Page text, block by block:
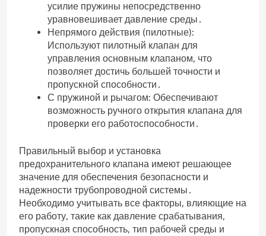
усилие пружины непосредственно
уравновешивает давление среды․
Непрямого действия (пилотные):
Используют пилотный клапан для
управления основным клапаном‚ что
позволяет достичь большей точности и
пропускной способности․
С пружиной и рычагом: Обеспечивают
возможность ручного открытия клапана для
проверки его работоспособности․
Правильный выбор и установка
предохранительного клапана имеют решающее
значение для обеспечения безопасности и
надежности трубопроводной системы․
Необходимо учитывать все факторы‚ влияющие на
его работу‚ такие как давление срабатывания‚
пропускная способность‚ тип рабочей среды и